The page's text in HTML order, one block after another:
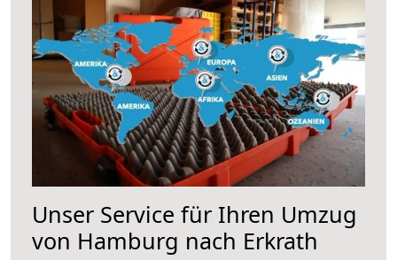
Unser Service für Ihren Umzug
von Hamburg nach Erkrath